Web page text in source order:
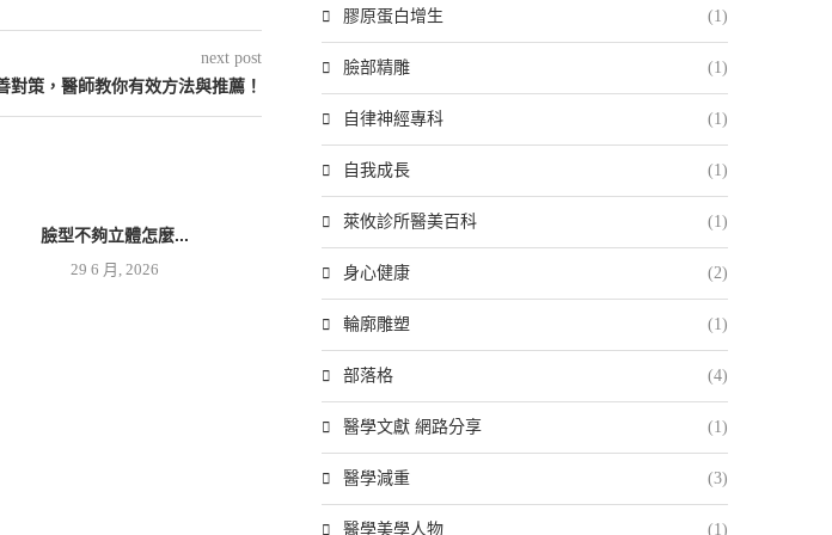
next post
對策，醫師教你有效方法與推薦！
臉型不夠立體怎麼...
29 6 月, 2026
膠原蛋白增生 (1)
臉部精雕 (1)
自律神經專科 (1)
自我成長 (1)
萊攸診所醫美百科 (1)
身心健康 (2)
輪廓雕塑 (1)
部落格 (4)
醫學文獻 網路分享 (1)
醫學減重 (3)
醫學美學人物 (1)